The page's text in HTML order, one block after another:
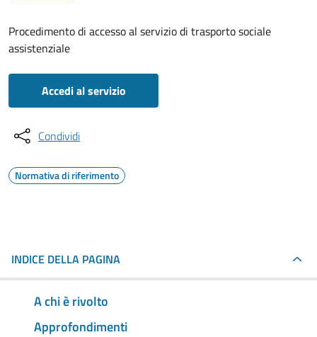
Procedimento di accesso al servizio di trasporto sociale
assistenziale
Accedi al servizio
Condividi
Normativa di riferimento
INDICE DELLA PAGINA
A chi è rivolto
Approfondimenti